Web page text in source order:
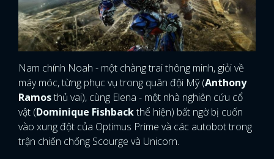
Nam chính Noah - một chàng trai thông minh, giỏi về
máy móc, từng phục vụ trong quân đội Mỹ (Anthony
Ramosthủ vai), cùng Elena - một nhà nghiên cứu cổ
vật (Dominique Fishbackthể hiện) bất ngờ bị cuốn
vào xung đột của Optimus Prime và các autobot trong
trận chiến chống Scourge và Unicorn.